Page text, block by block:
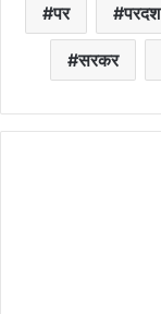
पर परदश
सरकर